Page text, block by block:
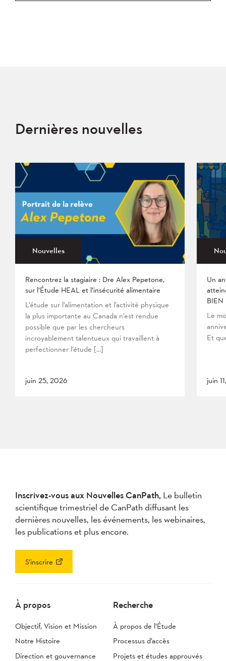
Dernières nouvelles
Nouvelles
Rencontrez la stagiaire : Dre Alex Pepetone,
sur l’Étude HEAL et l’insécurité alimentaire
L’étude sur l’alimentation et l’activité physique
la plus importante au Canada n’est rendue
possible que par les chercheurs
incroyablement talentueux qui travaillent à
perfectionner l’étude […]
juin 25, 2026
Un
BIEN
Le
Et
juin
Inscrivez-vous aux Nouvelles CanPath, Le bulletin
scientifique trimestriel de CanPath diffusant les
dernières nouvelles, les événements, les webinaires,
les publications et plus encore.
S’inscrire
À propos
Objectif, Vision et Mission
Notre Histoire
Direction et gouvernance
Recherche
À propos de l’Étude
Processus d’accès
Projets et études approuvés